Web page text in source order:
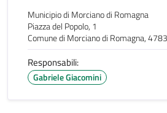
Municipio di Morciano di Romagna
Piazza del Popolo, 1
Comune di Morciano di Romagna,
Responsabili:
Gabriele Giacomini